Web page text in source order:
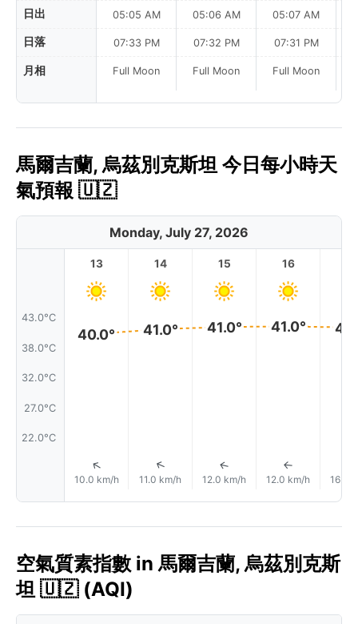
日出
日落
月相
05:05 AM
07:33 PM
Full Moon
05:06 AM
07:32 PM
Full Moon
05:07 AM
07:31 PM
Full Moon
馬爾吉蘭, 烏茲別克斯坦 今日每小時天
氣預報 🇺🇿
Monday, July 27, 2026
43.0°C
38.0°C
32.0°C
27.0°C
22.0°C
13
40.0°
↑
10.0 km/h
14
41.0°
↑
11.0 km/h
15
41.0°
↑
12.0 km/h
16
41.0°
↑
12.0 km/h 16.0
空氣質素指數 in 馬爾吉蘭, 烏茲別克斯
坦 🇺🇿 (AQI)